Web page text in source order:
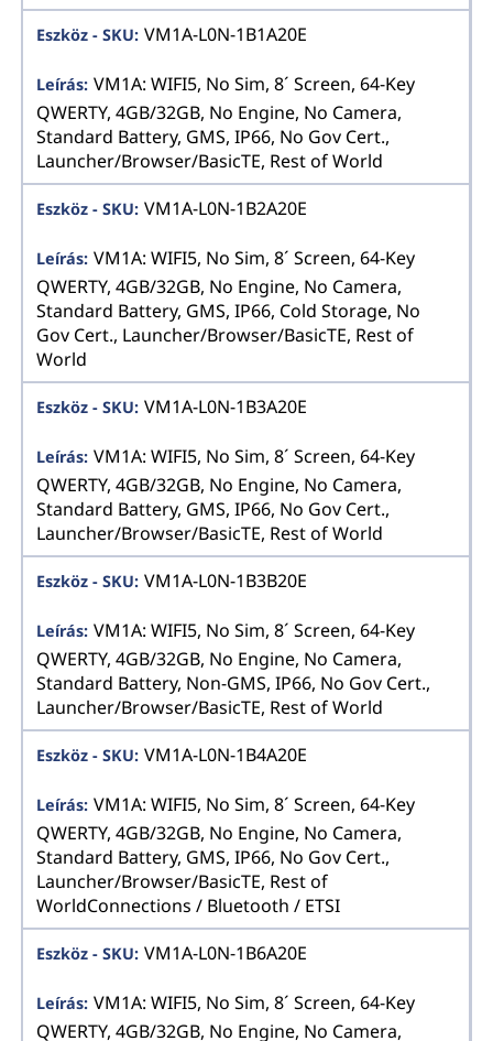
VM1A-L0N-1B1A20E
VM1A: WIFI5, No Sim, 8´ Screen, 64-Key
QWERTY, 4GB/32GB, No Engine, No Camera,
Standard Battery, GMS, IP66, No Gov Cert.,
Launcher/Browser/BasicTE, Rest of World
VM1A-L0N-1B2A20E
VM1A: WIFI5, No Sim, 8´ Screen, 64-Key
QWERTY, 4GB/32GB, No Engine, No Camera,
Standard Battery, GMS, IP66, Cold Storage, No
Gov Cert., Launcher/Browser/BasicTE, Rest of
World
VM1A-L0N-1B3A20E
VM1A: WIFI5, No Sim, 8´ Screen, 64-Key
QWERTY, 4GB/32GB, No Engine, No Camera,
Standard Battery, GMS, IP66, No Gov Cert.,
Launcher/Browser/BasicTE, Rest of World
VM1A-L0N-1B3B20E
VM1A: WIFI5, No Sim, 8´ Screen, 64-Key
QWERTY, 4GB/32GB, No Engine, No Camera,
Standard Battery, Non-GMS, IP66, No Gov Cert.,
Launcher/Browser/BasicTE, Rest of World
VM1A-L0N-1B4A20E
VM1A: WIFI5, No Sim, 8´ Screen, 64-Key
QWERTY, 4GB/32GB, No Engine, No Camera,
Standard Battery, GMS, IP66, No Gov Cert.,
Launcher/Browser/BasicTE, Rest of
WorldConnections / Bluetooth / ETSI
VM1A-L0N-1B6A20E
VM1A: WIFI5, No Sim, 8´ Screen, 64-Key
QWERTY, 4GB/32GB, No Engine, No Camera,